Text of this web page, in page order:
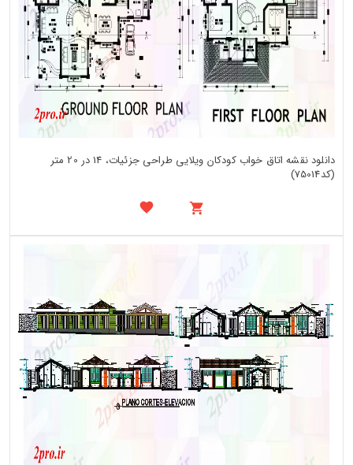
دانلود نقشه اتاق خواب کودکان ویلایی طراحی جزئیات، 14 در 20 متر
(کد75014)